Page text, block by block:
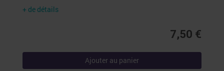
+ de détails
7,50 €
Ajouter au panier